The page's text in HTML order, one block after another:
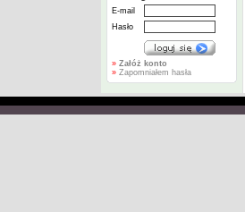
E-mail
Hasło
» Załóż konto
» Zapomniałem hasła